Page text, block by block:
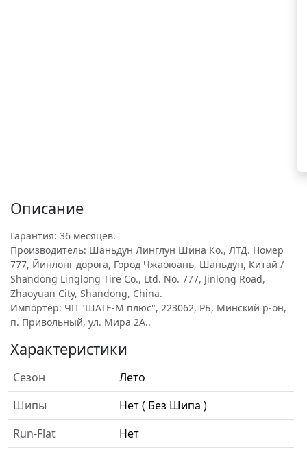
Описание
Гарантия: 36 месяцев.
Производитель: Шаньдун Линглун Шина Ко., ЛТД. Номер
777, Йинлонг дорога, Город Чжаоюань, Шаньдун, Китай /
Shandong Linglong Tire Co., Ltd. No. 777, Jinlong Road,
Zhaoyuan City, Shandong, China.
Импортёр: ЧП "ШАТЕ-М плюс", 223062, РБ, Минский р-он,
п. Привольный, ул. Мира 2А..
Характеристики
Сезон
Лето
Шипы
Нет ( Без Шипа )
Run-Flat
Нет